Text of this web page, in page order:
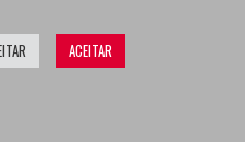
ACEITAR